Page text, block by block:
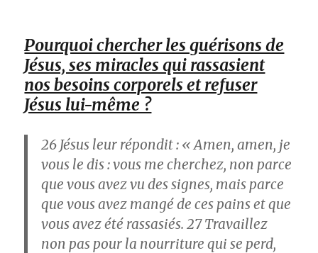
Pourquoi chercher les guérisons de
Jésus, ses miracles qui rassasient
nos besoins corporels et refuser
Jésus lui-même ?
26 Jésus leur répondit : « Amen, amen, je
vous le dis : vous me cherchez, non parce
que vous avez vu des signes, mais parce
que vous avez mangé de ces pains et que
vous avez été rassasiés.27Travaillez
non pas pour la nourriture qui se perd,